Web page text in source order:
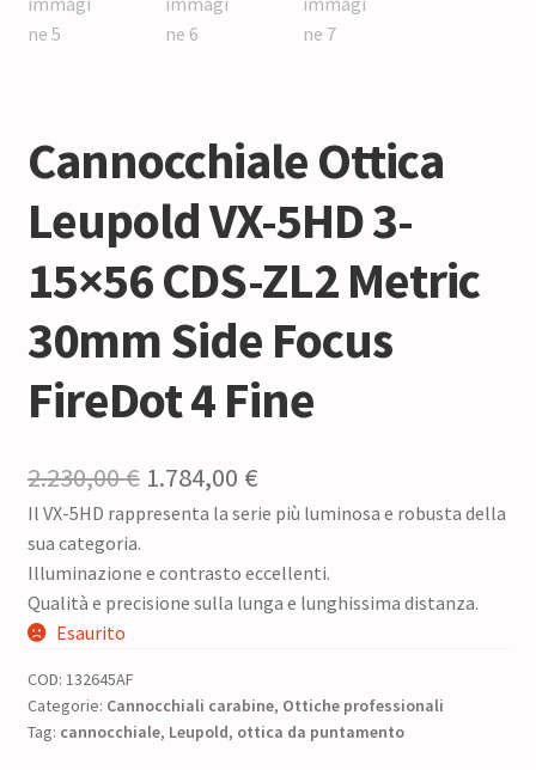
Cannocchiale Ottica
Leupold VX-5HD 3-
15×56 CDS-ZL2 Metric
30mm Side Focus
FireDot 4 Fine
2.230,00€ Il
prezzo
originale
era:
1.784,00 €Il
prezzo
attuale
è:
Il VX-5HD rappresenta la serie più luminosa e robusta della
sua categoria.
Illuminazione e contrasto eccellenti.
Qualità e precisione sulla lunga e lunghissima distanza.
Esaurito
COD: 132645AF
Categorie: Cannocchiali carabine, Ottiche professionali
Tag: cannocchiale, Leupold, ottica da puntamento